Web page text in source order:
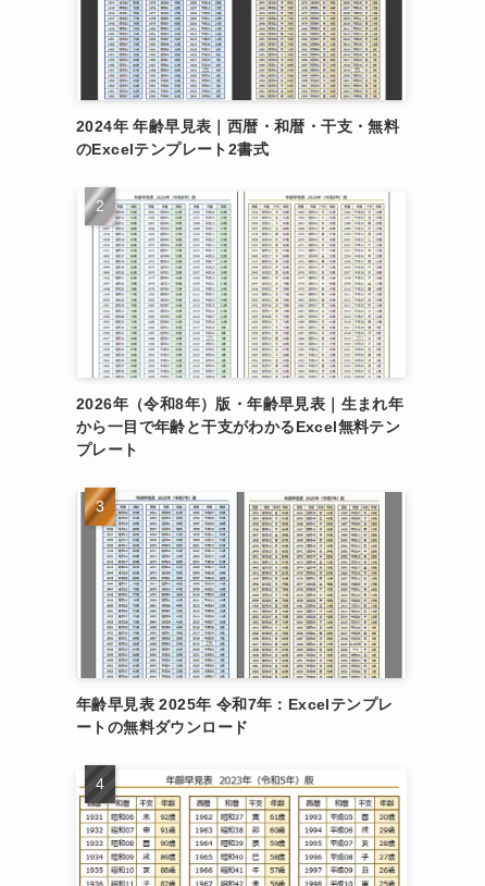
2024年 年齢早見表｜西暦・和暦・干支・無料
のExcelテンプレート2書式
2026年（令和8年）版・年齢早見表｜生まれ年
から一目で年齢と干支がわかるExcel無料テン
プレート
年齢早見表 2025年 令和7年：Excelテンプレ
ートの無料ダウンロード